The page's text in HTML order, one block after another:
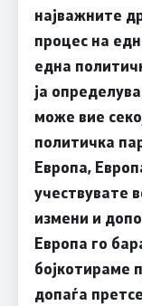
најважните
процес на
една
ја
може вие
политичка
Европа,
учествувате
измени и
Европа го
бојкотираме
допаѓа